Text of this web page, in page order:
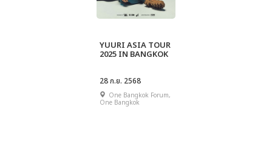
YUURI ASIA TOUR
2025 IN BANGKOK
28 ก.ย. 2568
One Bangkok Forum,
One Bangkok